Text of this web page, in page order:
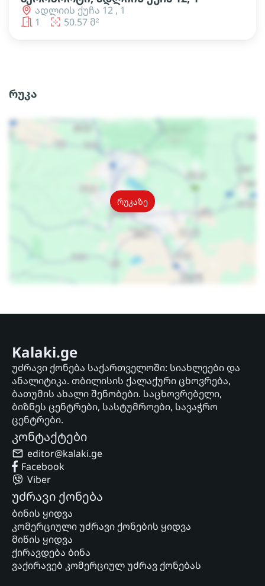
ადლიის ქუჩა 12 , 1
1
50.57 მ²
რუკა
რუკაზე
Kalaki.ge
უძრავი ქონება საქართველოში: სიახლეები და
ანალიტიკა. თბილისის ქალაქური ცხოვრება,
ბათუმის ახალი შენობები. საცხოვრებელი,
ბიზნეს ცენტრები, სასტუმროები, სავაჭრო
ცენტრები.
კონტაქტები
editor@kalaki.ge
Facebook
Viber
უძრავი ქონება
ბინის ყიდვა
კომერციული უძრავი ქონების ყიდვა
მიწის ყიდვა
ქირავდება ბინა
ვაქირავებ კომერციულ უძრავ ქონებას